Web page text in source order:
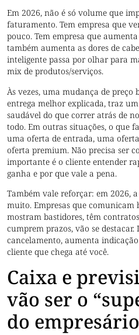
Em 2026, não é só volume que
faturamento. Tem empresa que
pouco. Tem empresa que
também aumenta as dores de
inteligente passa por olhar para
mix de produtos/serviços.
Às vezes, uma mudança de preço
entrega melhor explicada, traz
saudável do que correr atrás de
todo. Em outras situações, o que
uma oferta de entrada, uma
oferta premium. Não precisa ser
importante é o cliente entender
ganha e por que vale a pena.
Também vale reforçar: em 2026,
muito. Empresas que comunicam
mostram bastidores, têm
cumprem prazos, vão se destacar.
cancelamento, aumenta
cliente que chega até você.
Caixa e
vão ser o
do empresário